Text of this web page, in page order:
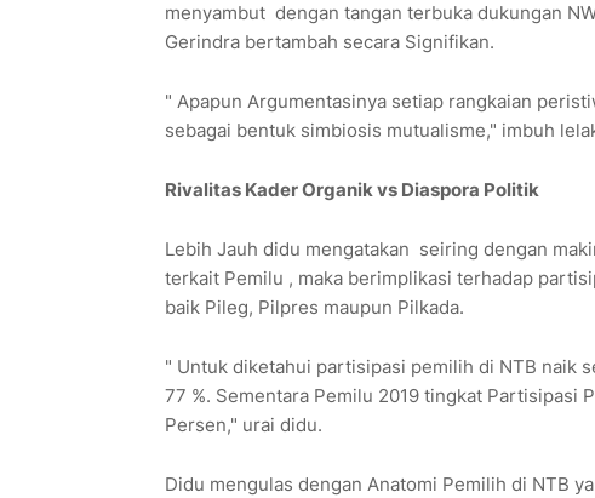
menyambut dengan tangan terbuka dukungan
Gerindra bertambah secara Signifikan.
" Apapun Argumentasinya setiap rangkaian
sebagai bentuk simbiosis mutualisme," imbuh
Rivalitas Kader Organik vs Diaspora Politik
Lebih Jauh didu mengatakan seiring dengan
terkait Pemilu , maka berimplikasi terhadap
baik Pileg, Pilpres maupun Pilkada.
" Untuk diketahui partisipasi pemilih di NTB naik
77 %. Sementara Pemilu 2019 tingkat Partisipasi
Persen," urai didu.
Didu mengulas dengan Anatomi Pemilih di NTB